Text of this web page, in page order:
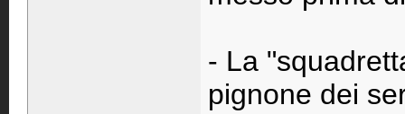
- La
pignone dei